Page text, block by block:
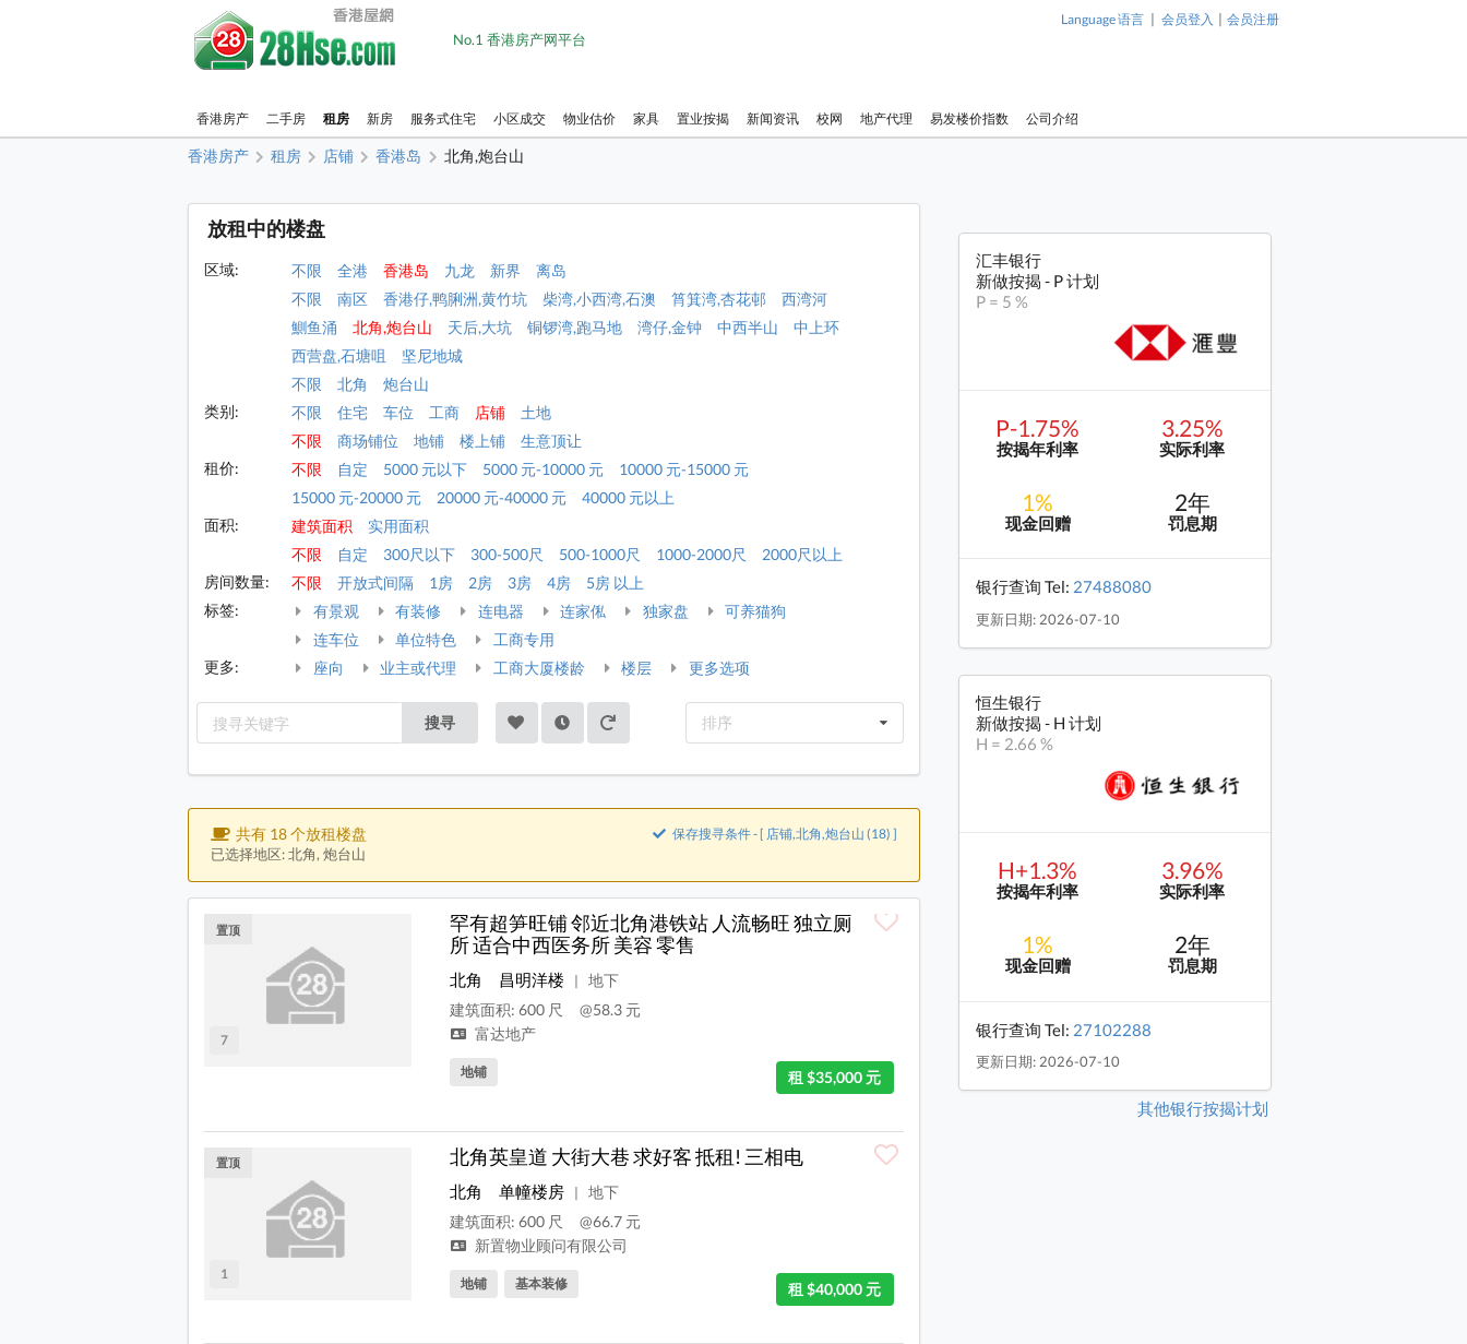
No.1 香港房产网平台
Language 语言 | 会员登入 | 会员注册
香港房产 二手房 租房 新房 服务式住宅 小区成交 物业估价 家具 置业按揭 新闻资讯 校网 地产代理 易发楼价指数 公司介绍
香港房产 租房 店铺 香港岛 北角,炮台山
放租中的楼盘
区域: 不限 全港 香港岛 九龙 新界
离岛
不限
南区 香港仔,鸭脷洲,黄竹坑 柴湾,小西湾,石澳 筲箕湾,杏花邨
西湾河
鰂鱼涌
北角,炮台山 天后,大坑 铜锣湾,跑马地 湾仔,金钟 中西半山
中上环
西营盘,石塘咀
坚尼地城
不限
北角
炮台山
类别:
不限 住宅 车位 工商 店铺
土地
不限
商场铺位 地铺 楼上铺
生意顶让
租价:
不限 自定 5000 元以下 5000 元-10000 元
10000 元-15000 元
15000 元-20000 元
20000 元-40000 元
40000 元以上
面积:
建筑面积
实用面积
不限
自定 300尺以下 300-500尺 500-1000尺 1000-2000尺
2000尺以上
房间数量:
不限 开放式间隔 1房 2房 3房 4房
5房 以上
标签:
有景观 有装修 连电器 连家俬 独家盘
可养猫狗
连车位
单位特色
工商专用
更多:
座向 业主或代理 工商大厦楼龄 楼层 更多选项
搜寻 排序
共有 18 个放租楼盘
已选择地区: 北角, 炮台山
保存搜寻条件 - [ 店铺,北角,炮台山 (18) ]
7
置顶
罕有超笋旺铺 邻近北角港铁站 人流畅旺 独立厕
所 适合中西医务所 美容 零售
北角 昌明洋楼 |
地下
建筑面积: 600 尺
@58.3 元
富达地产
租 $35,000 元
地铺
1
置顶 北角英皇道 大街大巷 求好客 抵租! 三相电
北角 单幢楼房 |
地下
建筑面积: 600 尺
@66.7 元
新置物业顾问有限公司
租 $40,000 元
地铺 基本装修
汇丰银行
新做按揭 - P 计划
P = 5 %
P-1.75%
按揭年利率
3.25%
实际利率
1%
现金回赠
2年
罚息期
银行查询 Tel: 27488080
更新日期: 2026-07-10
恒生银行
新做按揭 - H 计划
H = 2.66 %
H+1.3%
按揭年利率
3.96%
实际利率
1%
现金回赠
2年
罚息期
银行查询 Tel: 27102288
更新日期: 2026-07-10
其他银行按揭计划